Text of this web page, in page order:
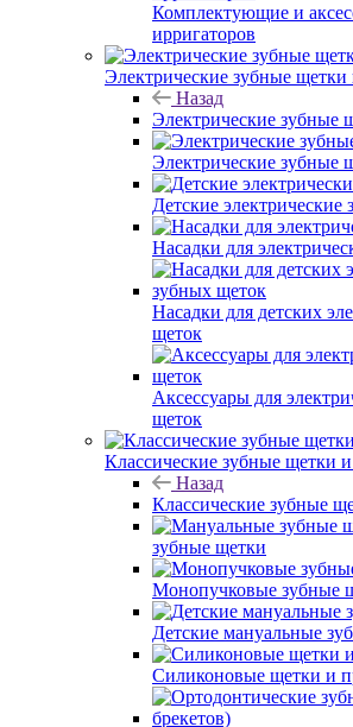
Комплектующие и
ирригаторов
Электрические зубные щетки
Назад
Электрические зубные
Электрические зубные
Детские электрические
Насадки для
Насадки для детских
щеток
Аксессуары для
щеток
Классические зубные щетки
Назад
Классические зубные
зубные щетки
Монопучковые зубные
Детские мануальные
Силиконовые щетки и